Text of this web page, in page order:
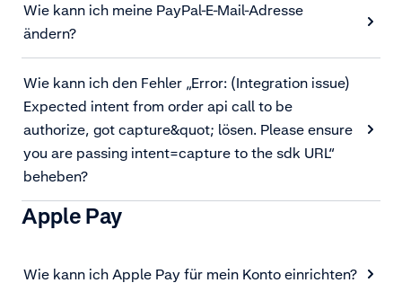
Wie kann ich meine PayPal-E-Mail-Adresse
ändern?
Wie kann ich den Fehler „Error: (Integration issue)
Expected intent from order api call to be
authorize, got capture&quot; lösen. Please ensure
you are passing intent=capture to the sdk URL“
beheben?
Apple Pay
Wie kann ich Apple Pay für mein Konto einrichten?